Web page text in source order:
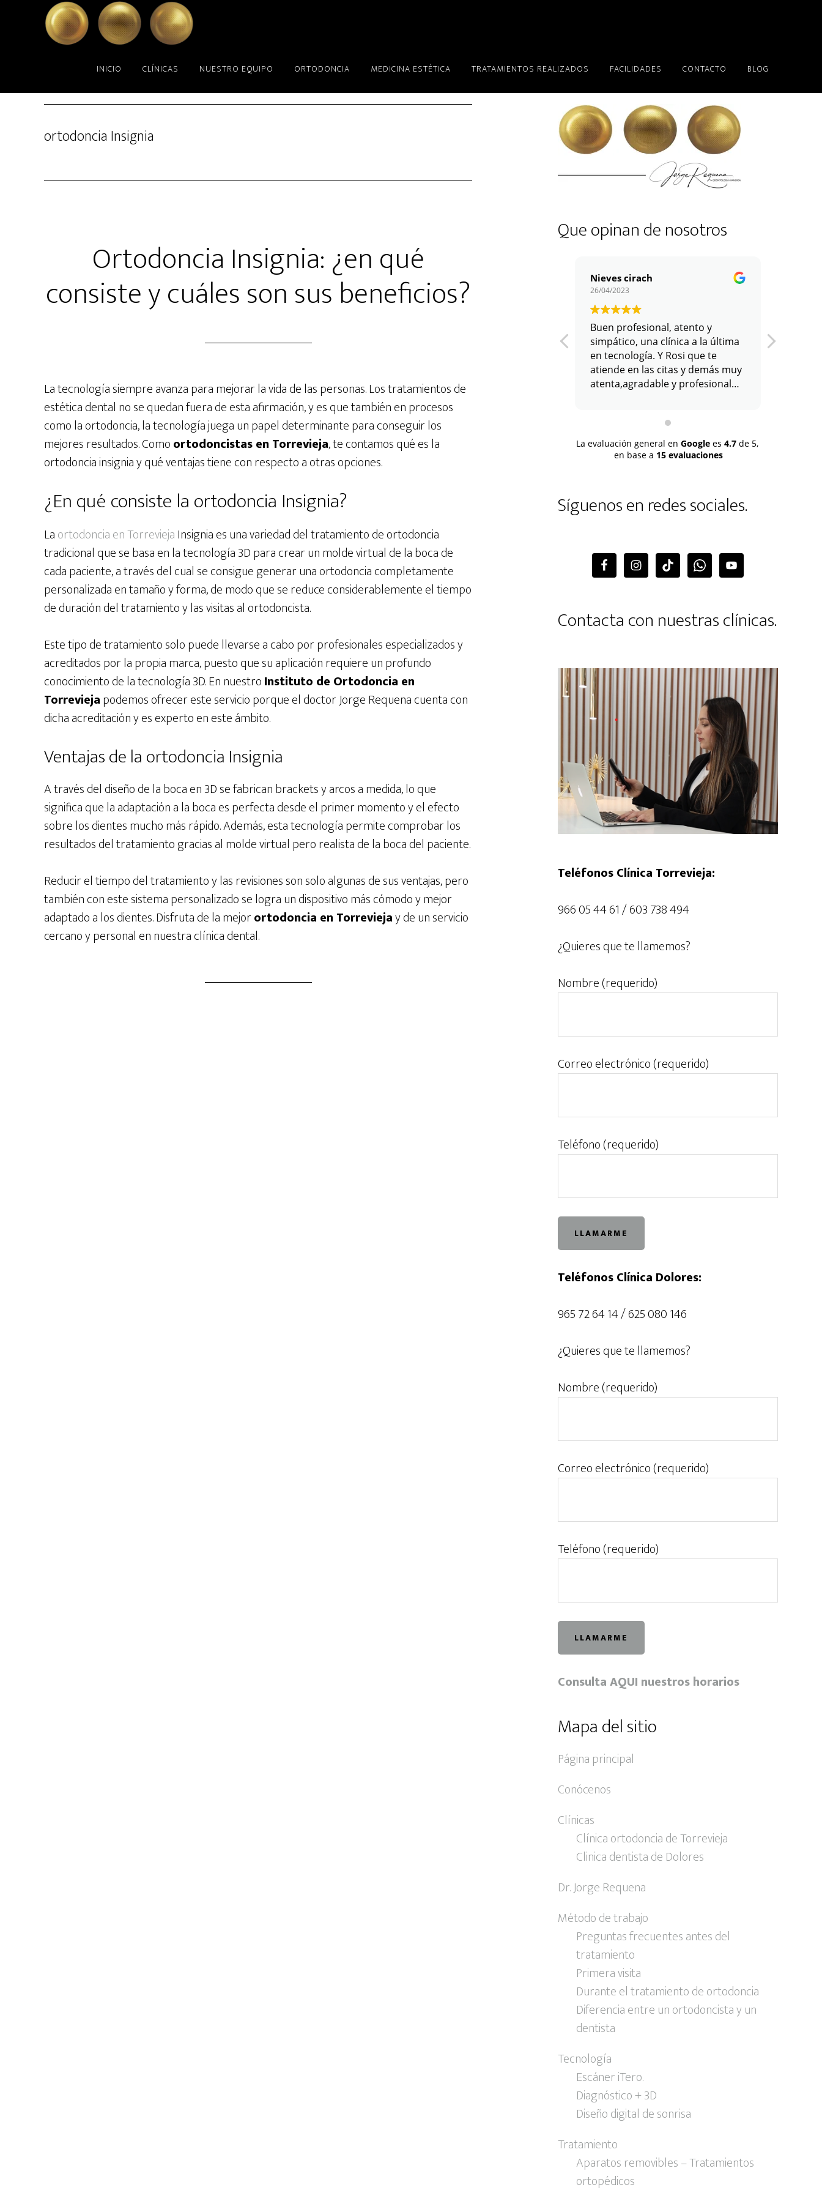
INICIO CLÍNICAS NUESTRO EQUIPO ORTODONCIA MEDICINA ESTÉTICA TRATAMIENTOS REALIZADOS FACILIDADES CONTACTO BLOG
ortodoncia Insignia
Ortodoncia Insignia: ¿en qué
consiste y cuáles son sus beneficios?
La tecnología siempre avanza para mejorar la vida de las personas. Los tratamientos de
estética dental no se quedan fuera de esta afirmación, y es que también en procesos
como la ortodoncia, la tecnología juega un papel determinante para conseguir los
mejores resultados. Comoortodoncistas en Torrevieja, te contamos qué es la
ortodoncia insignia y qué ventajas tiene con respecto a otras opciones.
¿En qué consiste la ortodoncia Insignia?
Laortodoncia en TorreviejaInsignia es una variedad del tratamiento de ortodoncia
tradicional que se basa en la tecnología 3D para crear un molde virtual de la boca de
cada paciente, a través del cual se consigue generar una ortodoncia completamente
personalizada en tamaño y forma, de modo que se reduce considerablemente el tiempo
de duración del tratamiento y las visitas al ortodoncista.
Este tipo de tratamiento solo puede llevarse a cabo por profesionales especializados y
acreditados por la propia marca, puesto que su aplicación requiere un profundo
conocimiento de la tecnología 3D. En nuestroInstituto de Ortodoncia en
Torreviejapodemos ofrecer este servicio porque el doctor Jorge Requena cuenta con
dicha acreditación y es experto en este ámbito.
Ventajas de la ortodoncia Insignia
A través del diseño de la boca en 3D se fabrican brackets y arcos a medida, lo que
significa que la adaptación a la boca es perfecta desde el primer momento y el efecto
sobre los dientes mucho más rápido. Además, esta tecnología permite comprobar los
resultados del tratamiento gracias al molde virtual pero realista de la boca del paciente.
Reducir el tiempo del tratamiento y las revisiones son solo algunas de sus ventajas, pero
también con este sistema personalizado se logra un dispositivo más cómodo y mejor
adaptado a los dientes. Disfruta de la mejorortodoncia en Torreviejay de un servicio
cercano y personal en nuestra clínica dental.
Que opinan de nosotros
Nieves cirach
26/04/2023
Buen profesional, atento y
simpático, una clínica a la última
en tecnología. Y Rosi que te
atiende en las citas y demás muy
atenta,agradable y profesional
La evaluación general en Google es 4.7 de 5,
en base a 15 evaluaciones
Síguenos en redes sociales.
Contacta con nuestras clínicas.
Teléfonos Clínica Torrevieja:
966 05 44 61 / 603 738 494
¿Quieres que te llamemos?
Nombre (requerido)
Correo electrónico (requerido)
Teléfono (requerido)
Teléfonos Clínica Dolores:
965 72 64 14 / 625 080 146
¿Quieres que te llamemos?
Nombre (requerido)
Correo electrónico (requerido)
Teléfono (requerido)
Consulta AQUI nuestros horarios
Mapa del sitio
Página principal
Conócenos
Clínicas
Clínica ortodoncia de Torrevieja
Clinica dentista de Dolores
Dr. Jorge Requena
Método de trabajo
Preguntas frecuentes antes del
tratamiento
Primera visita
Durante el tratamiento de ortodoncia
Diferencia entre un ortodoncista y un
dentista
Tecnología
Escáner iTero.
Diagnóstico + 3D
Diseño digital de sonrisa
Tratamiento
Aparatos removibles – Tratamientos
ortopédicos